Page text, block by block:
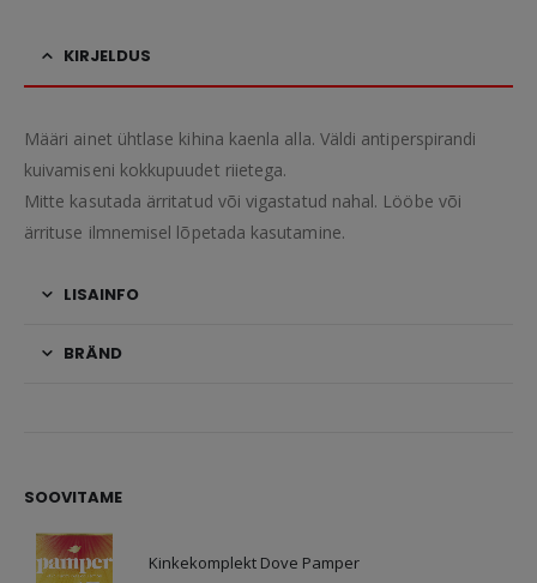
KIRJELDUS
Määri ainet ühtlase kihina kaenla alla. Väldi antiperspirandi
kuivamiseni kokkupuudet riietega.
Mitte kasutada ärritatud või vigastatud nahal. Lööbe või
ärrituse ilmnemisel lõpetada kasutamine.
LISAINFO
BRÄND
SOOVITAME
Kinkekomplekt Dove Pamper